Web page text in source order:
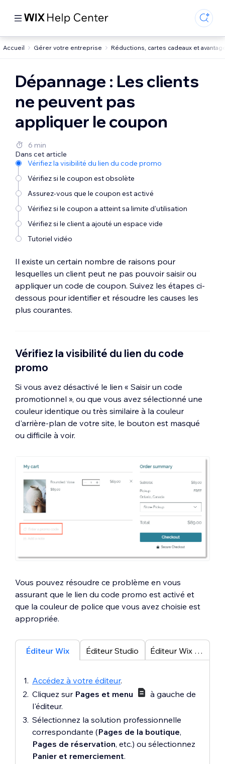
Accueil Gérer votre entreprise Réductions, cartes cadeaux et
Dépannage : Les clients
ne peuvent pas
appliquer le coupon
6 min
Dans cet article
Vérifiez la visibilité du lien du code promo
Vérifiez si le coupon est obsolète
Assurez-vous que le coupon est activé
Vérifiez si le coupon a atteint sa limite d'utilisation
Vérifiez si le client a ajouté un espace vide
Tutoriel vidéo
Il existe un certain nombre de raisons pour
lesquelles un client peut ne pas pouvoir saisir ou
appliquer un code de coupon. Suivez les étapes ci-
dessous pour identifier et résoudre les causes les
plus courantes.
Vérifiez la visibilité du lien du code
promo
Si vous avez désactivé le lien « Saisir un code
promotionnel », ou que vous avez sélectionné une
couleur identique ou très similaire à la couleur
d'arrière-plan de votre site, le bouton est masqué
ou difficile à voir.
Vous pouvez résoudre ce problème en vous
assurant que le lien du code promo est activé et
que la couleur de police que vous avez choisie est
appropriée.
Éditeur Wix Éditeur Studio Éditeur Wix Harmony
Accédez à votre éditeur.
Cliquez sur Pages et menu
à gauche de
l'éditeur.
Sélectionnez la solution professionnelle
correspondante (Pages de la boutique,
Pages de réservation, etc.) ou sélectionnez
Panier et remerciement.